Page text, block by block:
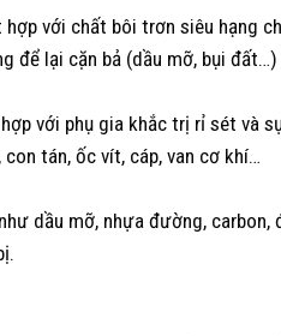
với chất bôi trơn siêu hạng
để lại cặn bả (dầu mỡ, bụi
với phụ gia khắc trị rỉ sét và
tán, ốc vít, cáp, van cơ khí…
dầu mỡ, nhựa đường,